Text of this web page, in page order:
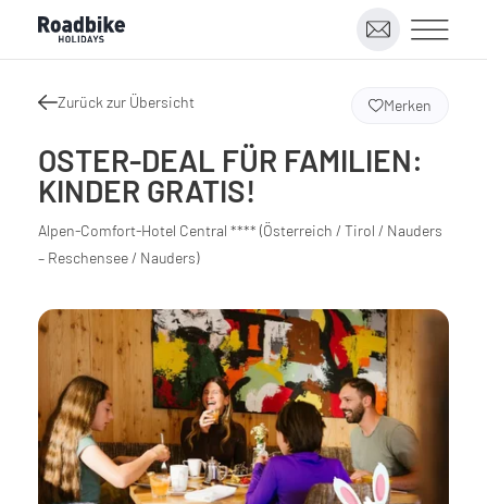
Zurück zur Übersicht
OSTER-DEAL FÜR FAMILIEN:
KINDER GRATIS!
Alpen-Comfort-Hotel Central **** (Österreich / Tirol / Nauders
– Reschensee / Nauders)
Merken